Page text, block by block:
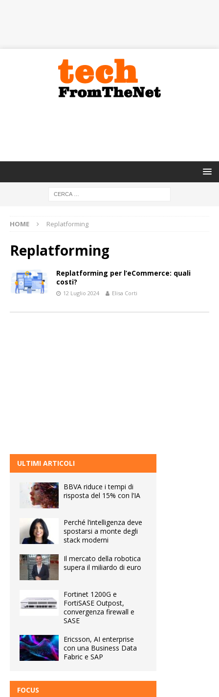
HOME Replatforming
Replatforming
Replatforming per l’eCommerce: quali
costi?
12 Luglio 2024 Elisa Corti
ULTIMI ARTICOLI
BBVA riduce i tempi di
risposta del 15% con l’IA
Perché l’intelligenza deve
spostarsi a monte degli
stack moderni
Il mercato della robotica
supera il miliardo di euro
Fortinet 1200G e
FortiSASE Outpost,
convergenza firewall e
SASE
Ericsson, AI enterprise
con una Business Data
Fabric e SAP
FOCUS